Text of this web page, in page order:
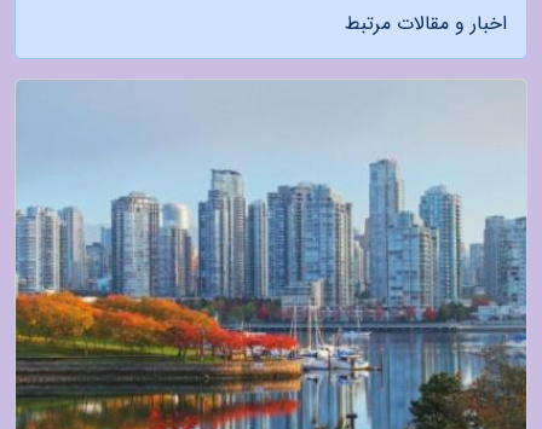
اخبار و مقالات مرتبط